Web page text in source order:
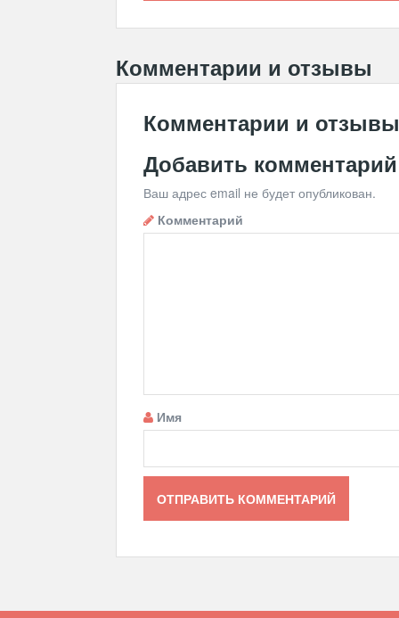
Комментарии и отзывы
Комментарии и отзывы
Добавить комментарий
Ваш адрес email не будет опубликован.
Комментарий
Имя